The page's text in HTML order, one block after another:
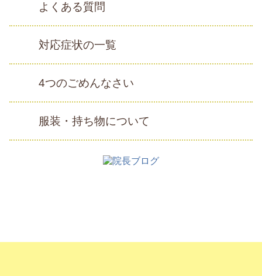
よくある質問
対応症状の一覧
4つのごめんなさい
服装・持ち物について